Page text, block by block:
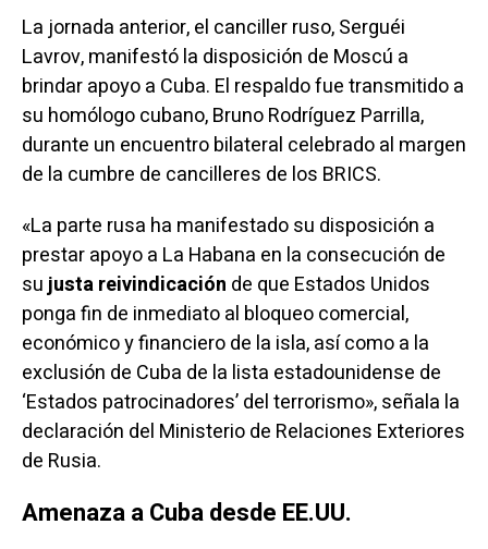
La jornada anterior, el canciller ruso, Serguéi
Lavrov,manifestóla disposición de Moscú a
brindar apoyo a Cuba. El respaldo fue transmitido a
su homólogo cubano, Bruno Rodríguez Parrilla,
durante un encuentro bilateral celebrado al margen
de la cumbre de cancilleres de los BRICS.
«La parte rusa ha manifestado su disposición a
prestar apoyo a La Habana en la consecución de
sujusta reivindicación de que Estados Unidos
ponga fin de inmediato al bloqueo comercial,
económico y financiero de la isla, así como a la
exclusión de Cuba de la lista estadounidense de
‘Estados patrocinadores’ del terrorismo», señala la
declaración del Ministerio de Relaciones Exteriores
de Rusia.
Amenaza a Cuba desde EE.UU.